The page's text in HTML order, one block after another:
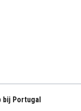
bij Portugal